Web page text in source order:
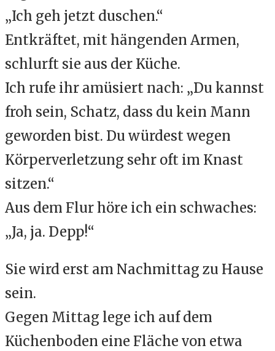
„Ich geh jetzt duschen.“
Entkräftet, mit hängenden Armen,
schlurft sie aus der Küche.
Ich rufe ihr amüsiert nach: „Du kannst
froh sein, Schatz, dass du kein Mann
geworden bist. Du würdest wegen
Körperverletzung sehr oft im Knast
sitzen.“
Aus dem Flur höre ich ein schwaches:
„Ja, ja. Depp!“
Sie wird erst am Nachmittag zu Hause
sein.
Gegen Mittag lege ich auf dem
Küchenboden eine Fläche von etwa